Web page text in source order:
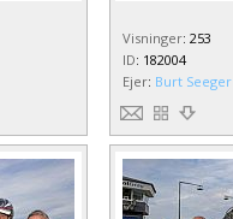
Visninger: 253
ID: 182004
Ejer: Burt Seeger